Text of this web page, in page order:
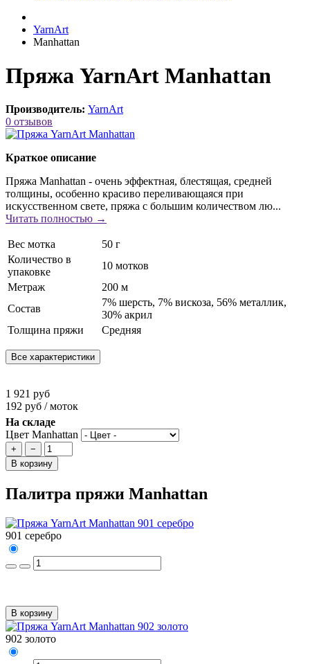
YarnArt
Manhattan
Пряжа YarnArt Manhattan
Производитель: YarnArt
0 отзывов
Краткое описание
Пряжа Manhattan - очень эффектная, блестящая, средней
толщины, особенно красиво переливающаяся при
искусственном свете, пряжа с большим количеством лю...
Читать полностью →
Вес мотка
50 г
Количество в
упаковке
10 мотков
Метраж
200 м
Состав
7% шерсть, 7% вискоза, 56% металлик,
30% акрил
Толщина пряжи
Средняя
Все характеристики
1 921 руб
192 руб / моток
На складе
Цвет Manhattan
+
−
В корзину
Палитра пряжи Manhattan
901 серебро
В корзину
902 золото